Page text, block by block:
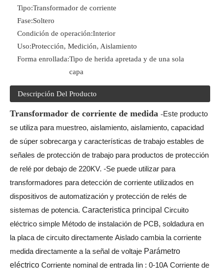
Tipo:Transformador de corriente
Fase:Soltero
Condición de operación:Interior
Uso:Protección, Medición, Aislamiento
Forma enrollada:Tipo de herida apretada y de una sola
capa
Descripción Del Producto
Transformador de corriente de medida -Este producto
se utiliza para muestreo, aislamiento, aislamiento, capacidad
de súper sobrecarga y características de trabajo estables de
señales de protección de trabajo para productos de protección
de relé por debajo de 220KV. -Se puede utilizar para
transformadores para detección de corriente utilizados en
dispositivos de automatización y protección de relés de
sistemas de potencia. Caracteristica principal Circuito
eléctrico simple Método de instalación de PCB, soldadura en
la placa de circuito directamente Aislado cambia la corriente
medida directamente a la señal de voltaje Parámetro
eléctrico Corriente nominal de entrada Iin : 0-10A Corriente de